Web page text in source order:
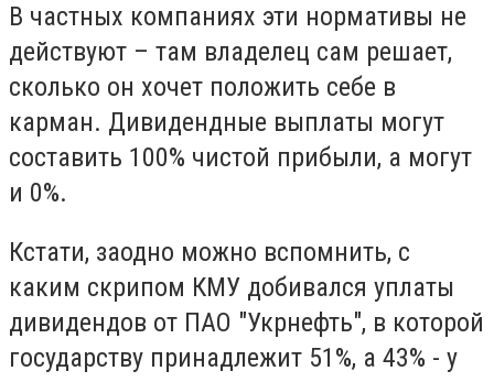
В частных компаниях эти нормативы не
действуют – там владелец сам решает,
сколько он хочет положить себе в
карман. Дивидендные выплаты могут
составить 100% чистой прибыли, а могут
и 0%.
Кстати, заодно можно вспомнить, с
каким скрипом КМУ добивался уплаты
дивидендов от ПАО "Укрнефть", в которой
государству принадлежит 51%, а 43% - у